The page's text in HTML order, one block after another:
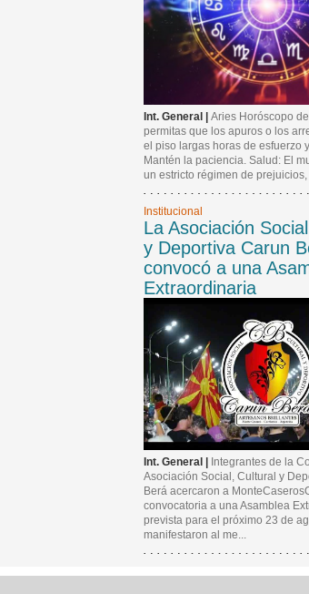
Int. General | Aries Horóscopo
permitas que los apuros o los
el piso largas horas de esfuerzo
Mantén la paciencia. Salud: El
un estricto régimen de
Institucional
La Asociación
y Deportiva Carun
convocó a una
Extraordinaria
Int. General |
Integrantes de la
Asociación Social, Cultural y
Berá acercaron a
convocatoria a una Asamblea
prevista para el próximo 23 de
manifestaron al me...